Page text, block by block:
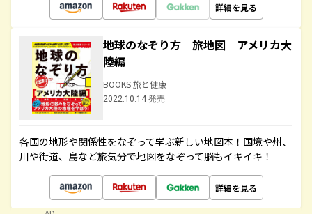
詳細を見る
地球のなぞり方 旅地図 アメリカ大
陸編
BOOKS 旅と健康
2022.10.14 発売
各国の地形や関係性をなぞって学ぶ新しい地図本！国境や州、
川や街道、島など旅気分で地図をなぞって脳もイキイキ！
詳細を見る